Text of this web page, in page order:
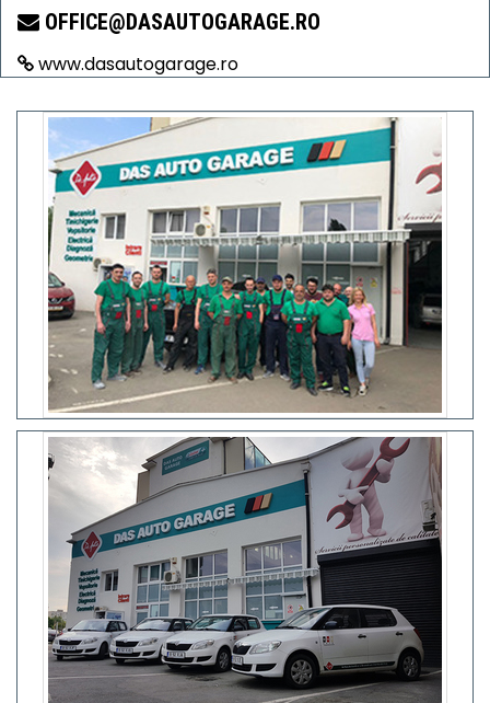
OFFICE@DASAUTOGARAGE.RO
www.dasautogarage.ro